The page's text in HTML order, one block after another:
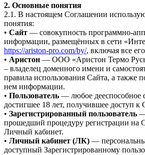
2. Основные понятия
2.1. В настоящем Соглашении
понятия:
• Сайт — совокупность программно-
информации, размещённых в сети
https://ariston-pro.com/by/, включая все
• Аристон — ООО «Аристон Термо
– владелец доменного имени и
правила использования Сайта, а также
нем информации.
• Пользователь — любое дееспособное
достигшее 18 лет, получившее доступ к
• Зарегистрированный пользователь —
прошедший процедуру регистрации на
Личный кабинет.
• Личный кабинет (ЛК) —
доступный Зарегистрированному